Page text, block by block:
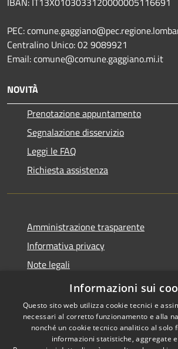
PEC:
Centralino Unico: 02 9089921
Email: comune@comune.gaggiano.mi.it
NOVITÀ
Prenotazione appuntamento
Segnalazione disservizio
Leggi le FAQ
Richiesta assistenza
Amministrazione trasparente
Informativa privacy
Note legali
Dichiarazione di accessibilità
Informazioni sui
Questo sito web utilizza cookie tecnici e
necessari al corretto funzionamento e alla
nonché un cookie tecnico analitico al solo
informazioni statistiche, aggregate